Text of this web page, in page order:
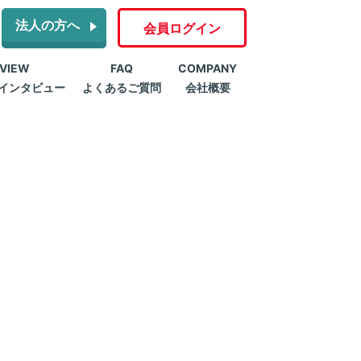
法人の方へ 会員ログイン
ンタビュー
FAQ
よくあるご質問
COMPANY
会社概要